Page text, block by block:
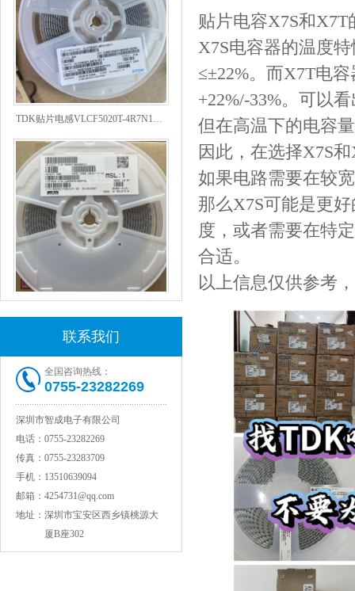
村田电感LQW15AN47NG80D
联系我们
全国咨询热线：
0755-23282269
深圳市智成电子有限公司
电话： 0755-23282269
传真： 0755-23283709
手机： 13510639094
邮箱： 4254731@qq.com
地址： 深圳市宝安区西乡镇桃源大
厦B座302
贴片电容X7S和
X7S电容器的温度
≤±22%。而X7T电
+22%/-33%。可以
但在高温下的电容
因此，在选择X7S
如果电路需要在较
那么X7S可能是更
度，或者需要在特
合适。
以上信息仅供参考